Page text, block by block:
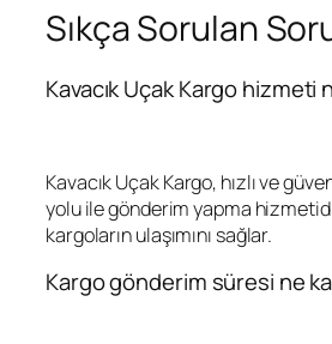
Sıkça Sorulan
Kavacık Uçak Kargo hizmeti
Kavacık Uçak Kargo, hızlı ve
yolu ile gönderim yapma
kargoların ulaşımını sağlar.
Kargo gönderim süresi ne